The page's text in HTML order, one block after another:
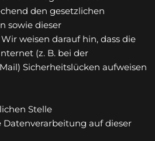
den gesetzlichen
sowie dieser
weisen darauf hin, dass die
(z. B. bei der
Sicherheitslücken aufweisen
Stelle
auf dieser